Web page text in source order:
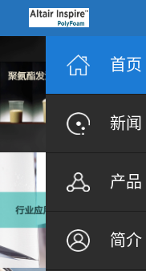
首页
新闻
产品
简介